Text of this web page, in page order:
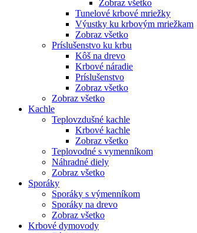
Zobraz všetko
Tunelové krbové mriežky
Výustky ku krbovým mriežkam
Zobraz všetko
Príslušenstvo ku krbu
Kôš na drevo
Krbové náradie
Príslušenstvo
Zobraz všetko
Zobraz všetko
Kachle
Teplovzdušné kachle
Krbové kachle
Zobraz všetko
Teplovodné s vymenníkom
Náhradné diely
Zobraz všetko
Sporáky
Sporáky s výmenníkom
Sporáky na drevo
Zobraz všetko
Krbové dymovody